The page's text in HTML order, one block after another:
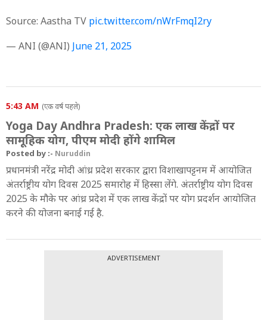
Source: Aastha TV pic.twitter.com/nWrFmqI2ry
— ANI (@ANI) June 21, 2025
5:43 AM (एक वर्ष पहले)
Yoga Day Andhra Pradesh: एक लाख केंद्रों पर
सामूहिक योग, पीएम मोदी होंगे शामिल
Posted by :- Nuruddin
प्रधानमंत्री नरेंद्र मोदी आंध्र प्रदेश सरकार द्वारा विशाखापट्टनम में आयोजित
अंतर्राष्ट्रीय योग दिवस 2025 समारोह में हिस्सा लेंगे. अंतर्राष्ट्रीय योग दिवस
2025 के मौके पर आंध्र प्रदेश में एक लाख केंद्रों पर योग प्रदर्शन आयोजित
करने की योजना बनाई गई है.
ADVERTISEMENT